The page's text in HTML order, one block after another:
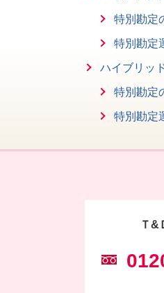
特別勘定
特別勘定
ハイブリッ
特別勘定
特別勘定
Ｔ&